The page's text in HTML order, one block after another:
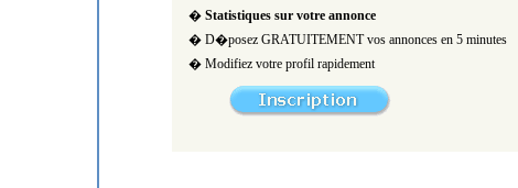
� Statistiques sur votre annonce
� D�posez GRATUITEMENT vos annonces en 5 minutes
� Modifiez votre profil rapidement